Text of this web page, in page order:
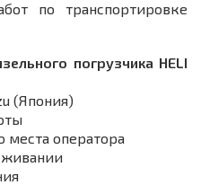
по транспортировке
погрузчика HELI
(Япония)
места оператора